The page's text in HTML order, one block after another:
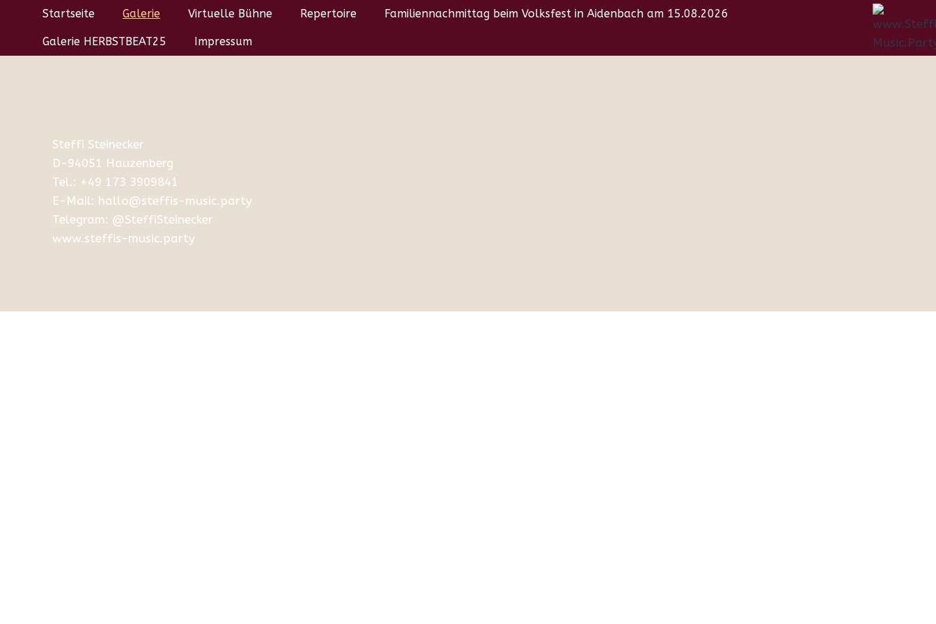
Startseite Galerie Virtuelle Bühne Repertoire Familiennachmittag beim Volksfest in Aidenbach am 15.08.2026
Galerie HERBSTBEAT25 Impressum
Steffi Steinecker
D-94051 Hauzenberg
Tel.: +49 173 3909841
E-Mail: hallo@steffis-music.party
Telegram: @SteffiSteinecker
www.steffis-music.party